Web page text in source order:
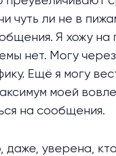
чуть ли не в
Я хожу на
нет. Могу
Ещё я могу
моей
на сообщения.
уверена,